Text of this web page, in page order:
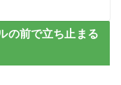
の前で立ち止まる